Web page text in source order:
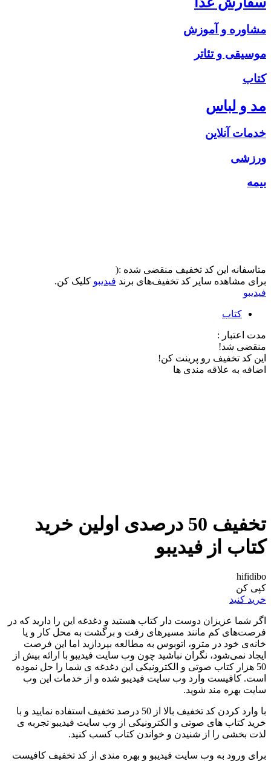
مشاوره و آموزش
موسیقی و تئاتر
کتاب
مد و لباس
خدمات آنلاین
ورزشی
بیمه
متاسفانه این کد تخفیف منقضی شده :(
برای مشاهده سایر کد تخفیف‌های برند فیدیبو کلیک کن.
فیدیبو
کتاب
مدت اعتبار :
منقضی شد!
این کد تخفیف رو پرینت کن!
اضافه به علاقه مندی ها
تخفیف 50 درصدی اولین خرید
کتاب از فیدیبو
hifidibo
کپی کن
خرید کنید
اگر شما عزیزان دوست دار کتاب هستید و دغدغه این را دارید که در
فرصت‌های کم مانند مسیر‌های رفت و برگشت به محل کار و یا
خانه‌ی خود در مترو، اتوبوس به مطالعه بپردازید اما این فرصت
ایجاد نمی‌شود، نگران نباشید چون وب سایت فیدیبو با ارائه بیش از
50 هزار کتاب صوتی و الکترونیکی این دغدغه ی شما را حل نموده
است. کافیست وارد وب سایت فیدیبو شده و از خدمات این وب
سایت بهره مند شوید.
با وارد کردن کد تخفیف بالا از 50 درصد تخفیف استفاده نمایید و با
خرید کتاب های صوتی و الکترونیکی از وب سایت فیدیبو تجربه ی
لذت بخشی را از شنیدن و خواندن کتاب کسب کنید.
برای ورود به وب سایت فیدیبو و بهره مندی از کد تخفیف کافیست